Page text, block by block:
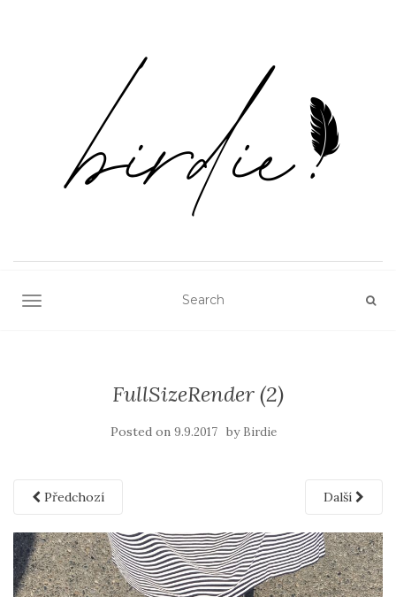
TOGGLE NAVIGATION
FullSizeRender (2)
Posted on 9.9.2017 by Birdie
Předchozí Další